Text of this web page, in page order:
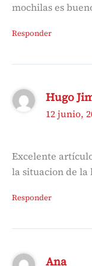
mochilas es
Responder
Hugo
12 junio,
Excelente
la situacion de la
Responder
Ana